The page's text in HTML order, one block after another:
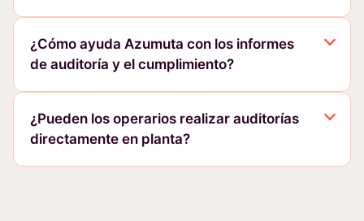
¿Cómo ayuda Azumuta con los informes
de auditoría y el cumplimiento?
¿Pueden los operarios realizar auditorías
directamente en planta?